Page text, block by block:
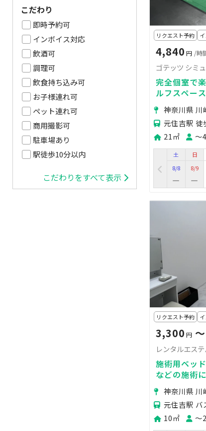
こだわり
即時予約可
インボイス対応
駅徒歩10分以内
飲酒可
調理可
飲食持ち込み可
お子様連れ可
ペット連れ可
商用撮影可
駐車場あり
こだわりをすべて表示
リクエスト予約
4,840 円 /時
ゴテッツ シミ
完全個室で
ルフスペース
神奈川県 川
元住吉駅 徒
21㎡
〜
土
8/8
日
8/9
リクエスト予約
3,300 円
レンタルエス
施術用ベッ
などの施術
神奈川県 川
元住吉駅 バ
10㎡
〜